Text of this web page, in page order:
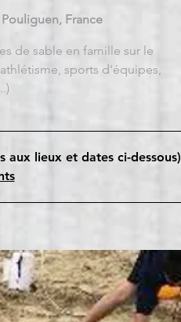
France
de sable en famille sur le
sports d'équipes,
aux lieux et dates ci-dessous)